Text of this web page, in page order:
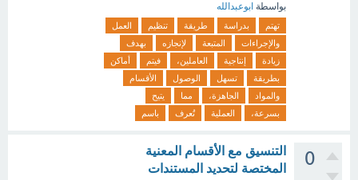
بواسطة ابوعبدالله
تهتم بدراسة طريقة تنظيم
العمل
والإجراءات
المتبعة لإنجازه
بهدف
زيادة
إنتاجية العاملين، فيتم
أماكن
بطريقة
تسهل الوصول
الأقسام
والمواد
الجاهزة، مما
يتيح
بسرعة،
العملية تُعرف باسم
0
التنسيق مع الأقسام المعنية
المختصة لتحديد المستندات